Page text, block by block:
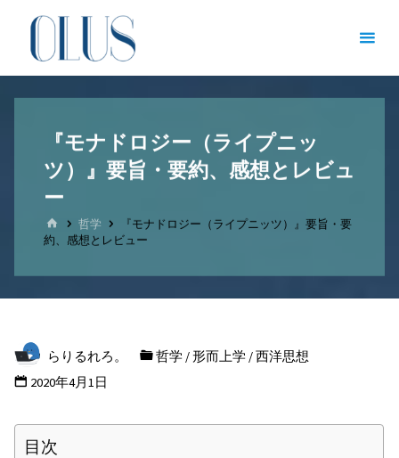
ン図
書館
（哲
学・
文
学・
人類
学）
志
『モナドロジー（ライプニッ
ツ）』要旨・要約、感想とレビュ
ー
ホ
ー
哲学
『モナドロジー（ライプニッツ）』要旨・要
約、感想とレビュー
らりるれろ。 哲学 /形而上学 /西洋思想
2020年4月1日
目次